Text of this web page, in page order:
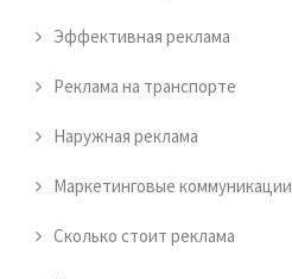
Эффективная реклама
Реклама на транспорте
Наружная реклама
Маркетинговые коммуникации
Сколько стоит реклама